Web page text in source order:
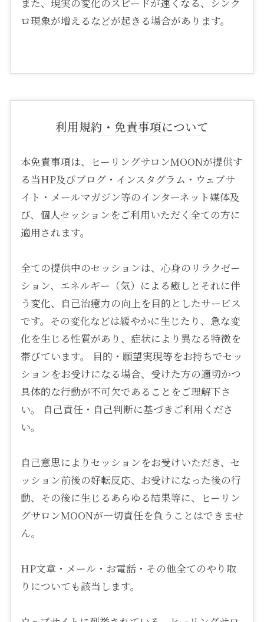
ロ現象が増えるなどが起きる場合があります。
利用規約・免責事項について
本免責事項は、ヒーリングサロンMOONが提供す
る当HP及びブログ・インスタグラム・ウェブサ
イト・メールマガジン等のインターネット媒体及
び、個人セッションをご利用いただく全ての方に
適用されます。
全ての提供中のセッションは、心身のリラクゼー
ション、エネルギー（気）による癒しとそれに伴
う変化、自己治癒力の向上を目的としたサービス
です。その変化などは緩やかに生じたり、急な変
化を生じる性質があり、症状により異なる特徴を
帯びています。 目的・願望実現等をお持ちでセッ
ションをお受けになる場合、受けた方の適切かつ
具体的な行動が不可欠であることをご理解下さ
い。 自己責任・自己判断に基づきご利用くださ
い。
自己意思によりセッションをお受けいただき、セ
ッション前後の好転反応、お受けになった後の行
動、その後に生じるあらゆる結果等に、ヒーリン
グサロンMOONが一切責任を負うことはできませ
ん。
HP文章・メール・お電話・その他全てのやり取
りについても該当します。